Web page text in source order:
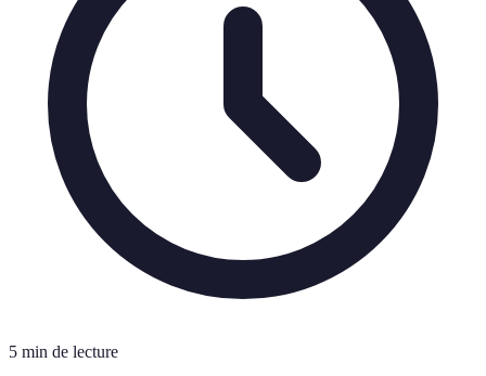
5 min de lecture